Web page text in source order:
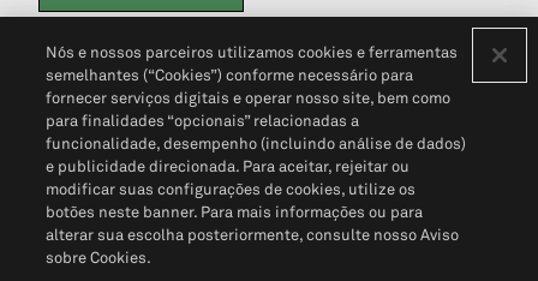
Política de PrivacidadePortal de privacidade do cliente (em inglês)
Não Venda Minhas Informações Pessoais© 2026 S&P Global
Nós e nossos parceiros utilizamos cookies e ferramentas
semelhantes (“Cookies”) conforme necessário para
fornecer serviços digitais e operar nosso site, bem como
para finalidades “opcionais” relacionadas a
funcionalidade, desempenho (incluindo análise de dados)
e publicidade direcionada. Para aceitar, rejeitar ou
modificar suas configurações de cookies, utilize os
botões neste banner. Para mais informações ou para
alterar sua escolha posteriormente, consulte nosso Aviso
sobre Cookies.